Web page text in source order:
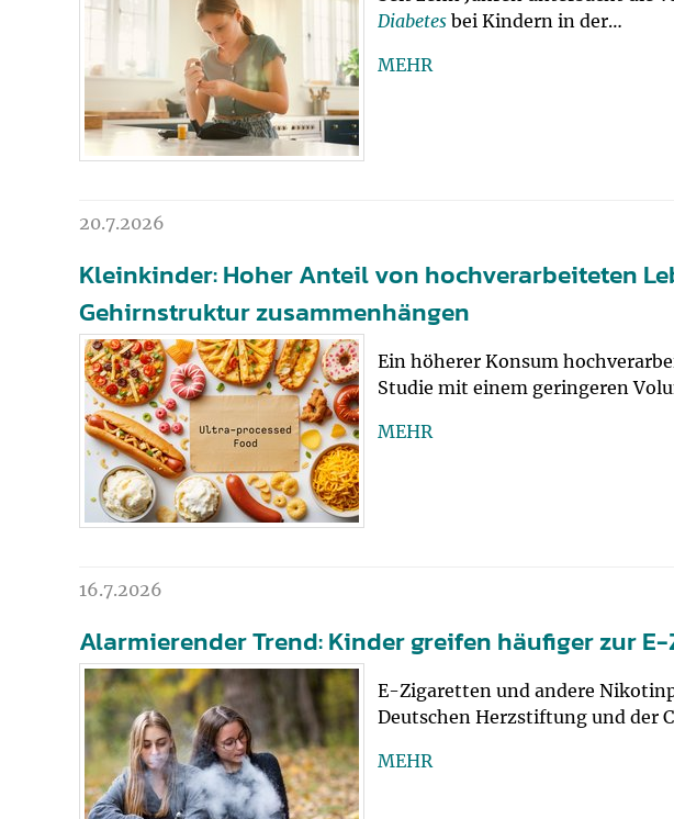
Diabetes bei Kindern in der…
MEHR
20.7.2026
Kleinkinder: Hoher Anteil von hochverarbeiteten
Gehirnstruktur zusammenhängen
Ein höherer Konsum
Studie mit einem geringeren
MEHR
16.7.2026
Alarmierender Trend: Kinder greifen häufiger zur
E-Zigaretten und andere
Deutschen Herzstiftung und der
MEHR